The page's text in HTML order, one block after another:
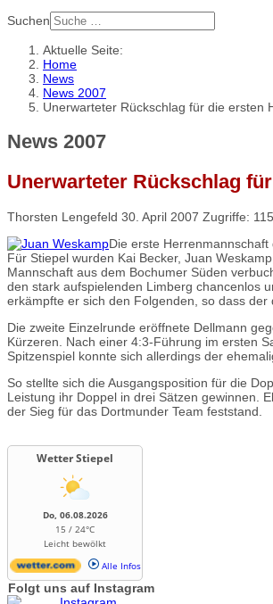
Suchen
Aktuelle Seite:
Home
News
News 2007
Unerwarteter Rückschlag für die ersten
News 2007
Unerwarteter Rückschlag
Thorsten Lengefeld 30. April 2007 Zugriffe:
Die erste
Für Stiepel wurden Kai Becker, Juan
Mannschaft aus dem Bochumer Süden
den stark aufspielenden Limberg chancenlos
erkämpfte er sich den Folgenden, so dass
Die zweite Einzelrunde eröffnete Dellmann
Kürzeren. Nach einer 4:3-Führung im ersten
Spitzenspiel konnte sich allerdings der
So stellte sich die Ausgangsposition für die
Leistung ihr Doppel in drei Sätzen gewinnen.
der Sieg für das Dortmunder Team feststand.
Wetter Stiepel
Do, 06.08.2026
15 / 24°C
Leicht bewölkt
Alle Infos
Folgt uns auf Instagram